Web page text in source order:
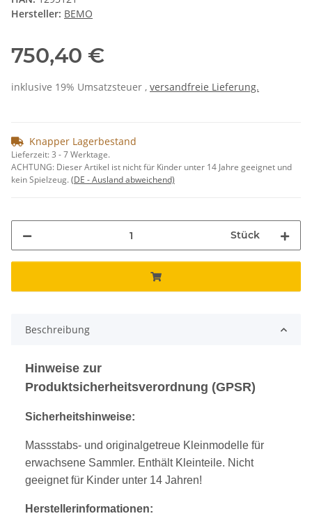
Hersteller: BEMO
750,40 €
inklusive 19% Umsatzsteuer , versandfreie Lieferung.
Knapper Lagerbestand
Lieferzeit:3 - 7 Werktage.
ACHTUNG: Dieser Artikel ist nicht für Kinder unter 14 Jahre geeignet und
kein Spielzeug.(DE - Ausland abweichend)
Stück
Beschreibung
Hinweise zur
Produktsicherheitsverordnung (GPSR)
Sicherheitshinweise:
Massstabs- und originalgetreue Kleinmodelle für
erwachsene Sammler. Enthält Kleinteile. Nicht
geeignet für Kinder unter 14 Jahren!
Herstellerinformationen: